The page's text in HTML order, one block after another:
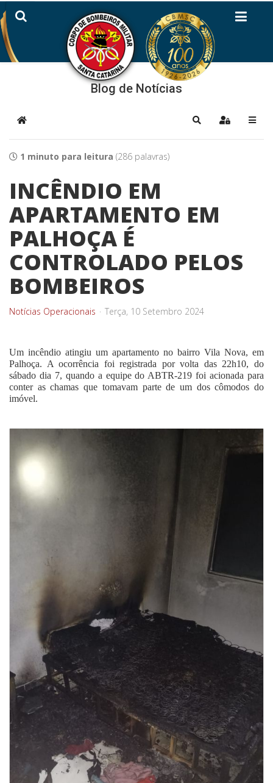
Blog de Notícias
Home PesquisarSign In
1 minuto para leitura (286 palavras)
INCÊNDIO EM
APARTAMENTO EM
PALHOÇA É
CONTROLADO PELOS
BOMBEIROS
Notícias Operacionais Terça, 10 Setembro 2024
Um incêndio atingiu um apartamento no bairro Vila Nova, em
Palhoça. A ocorrência foi registrada por volta das 22h10, do
sábado dia 7, quando a equipe do ABTR-219 foi acionada para
conter as chamas que tomavam parte de um dos cômodos do
imóvel.